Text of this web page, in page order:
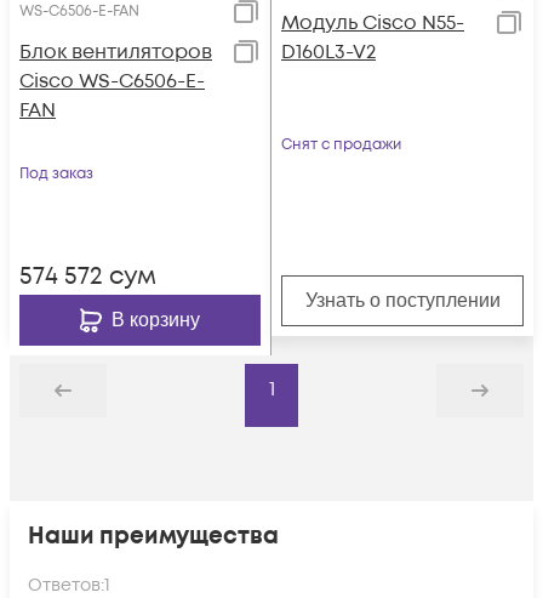
WS-C6506-E-FAN
Блок вентиляторов
Cisco WS-C6506-E-
FAN
Под заказ
574 572 сум
В корзину
Модуль Cisco N55-
D160L3-V2
Снят с продажи
Узнать о поступлении
Назад
1
Дальше
Наши преимущества
Ответов:1